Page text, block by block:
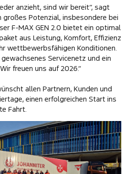
anzieht, sind wir bereit“, sagt
großes Potenzial, insbesondere bei
F-MAX GEN 2.0 bietet ein optimal
aus Leistung, Komfort, Effizienz
wettbewerbsfähigen Konditionen.
Servicenetz und ein
freuen uns auf 2026.“
allen Partnern, Kunden und
einen erfolgreichen Start ins
Fahrt.